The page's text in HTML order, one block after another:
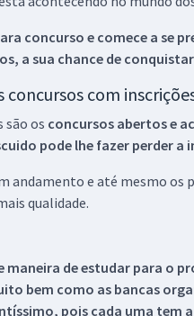
concurso e comece a se
a sua chance de
com
são os concursos abertos e
pode lhe fazer perder a
andamento e até mesmo
qualidade.
maneira de estudar para o
bem como as bancas
pois cada uma tem